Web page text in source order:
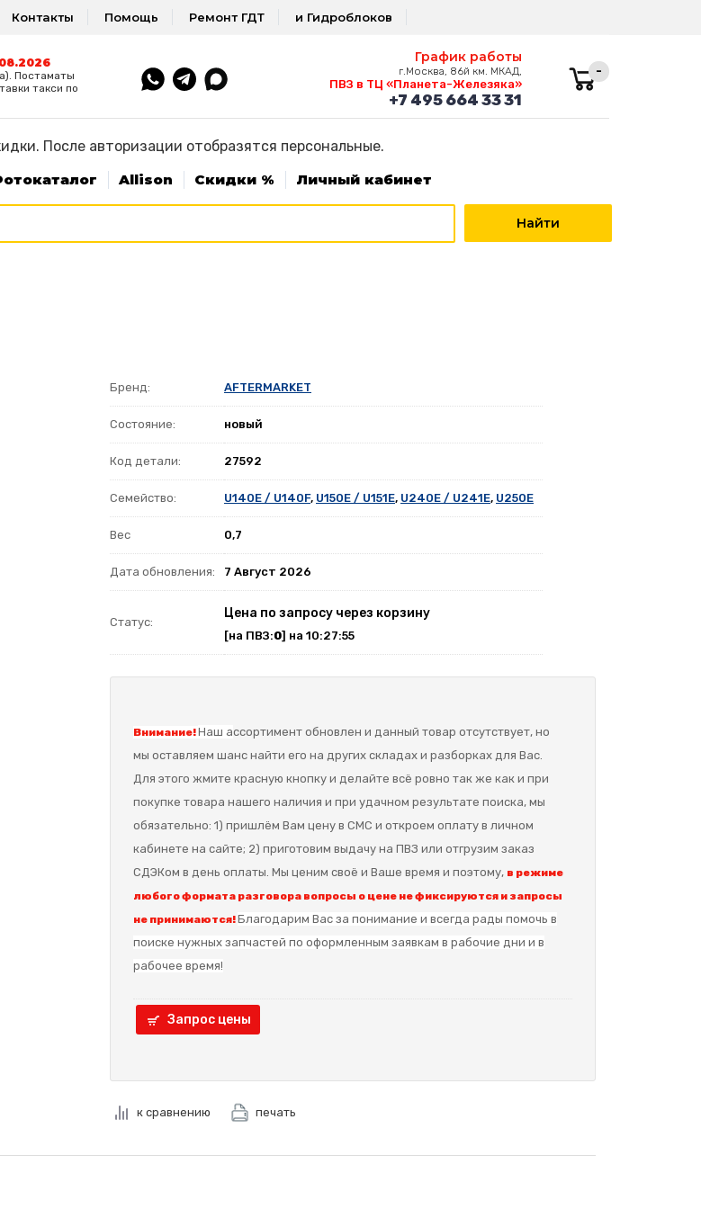
Контакты Помощь Ремонт ГДТ и Гидроблоков
Постаматы
такси по
График работы
г.Москва, 86й км. МКАД,
ПВЗ в ТЦ «Планета-Железяка»
+7 495 664 33 31
-
После авторизации отобразятся персональные.
Allison Скидки % Личный кабинет
Бренд: AFTERMARKET
Состояние: новый
Код детали: 27592
Семейство: U140E / U140F, U150E / U151E, U240E / U241E, U250E
Вес 0,7
Дата обновления: 7 Август 2026
Статус:
Цена по запросу через корзину
[на ПВЗ:0] на 10:27:55
Внимание!Наш ассортимент обновлен и данный товар отсутствует, но
мы оставляем шанс найти его на других складах и разборках для Вас.
Для этого жмите красную кнопку и делайте всё ровно так же как и при
покупке товара нашего наличия и при удачном результате поиска, мы
обязательно: 1) пришлём Вам цену в СМС и откроем оплату в личном
кабинете на сайте; 2) приготовим выдачу на ПВЗ или отгрузим заказ
СДЭКом в день оплаты. Мы ценим своё и Ваше время и поэтому, в режиме
любого формата разговора вопросы о цене не фиксируются и запросы
не принимаются!Благодарим Вас за понимание и всегда рады помочь в
поиске нужных запчастей по оформленным заявкам в рабочие дни и в
рабочее время!
Запрос цены
к сравнению печать